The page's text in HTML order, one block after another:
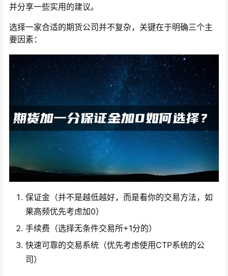
并分享一些实用的建议。
选择一家合适的期货公司并不复杂，关键在于明确三个主
要因素：
保证金（并不是越低越好，而是看你的交易方法，如
果高频优先考虑加0）
手续费（选择无条件交易所+1分的）
快速可靠的交易系统（优先考虑使用CTP系统的公
司）